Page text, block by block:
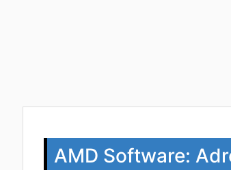
AMD Software: